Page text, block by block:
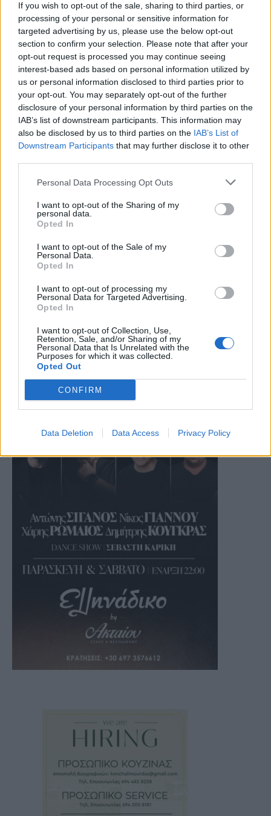
If you wish to opt-out of the sale, sharing to third parties, or
processing of your personal or sensitive information for
targeted advertising by us, please use the below opt-out
section to confirm your selection. Please note that after your
opt-out request is processed you may continue seeing
interest-based ads based on personal information utilized by
us or personal information disclosed to third parties prior to
your opt-out. You may separately opt-out of the further
disclosure of your personal information by third parties on the
IAB’s list of downstream participants. This information may
also be disclosed by us to third parties on the IAB’s List of
Downstream Participants that may further disclose it to other
Personal Data Processing Opt Outs
I want to opt-out of the Sharing of my
personal data.
Opted In
I want to opt-out of the Sale of my
Personal Data.
Opted In
I want to opt-out of processing my
Personal Data for Targeted Advertising.
Opted In
I want to opt-out of Collection, Use,
Retention, Sale, and/or Sharing of my
Personal Data that Is Unrelated with the
Purposes for which it was collected.
Opted Out
CONFIRM
Data Deletion Data Access Privacy Policy